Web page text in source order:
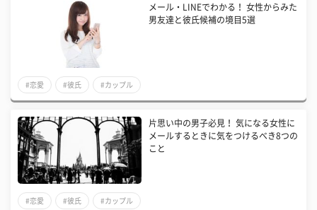
メール・LINEでわかる！ 女性からみた
男友達と彼氏候補の境目5選
#恋愛 #彼氏 #カップル
片思い中の男子必見！ 気になる女性に
メールするときに気をつけるべき8つの
こと
#恋愛 #彼氏 #カップル